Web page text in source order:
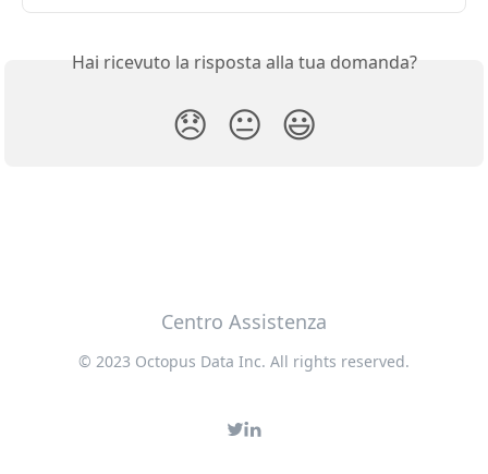
Hai ricevuto la risposta alla tua domanda?
😞 😐 😃
Centro Assistenza
© 2023 Octopus Data Inc. All rights reserved.